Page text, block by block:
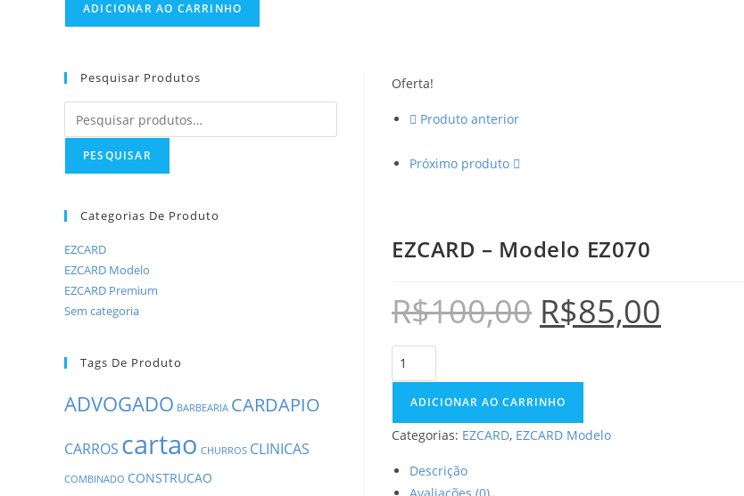
ADICIONAR AO CARRINHO
Oferta!
Produto anterior
Próximo produto
EZCARD – Modelo EZ070
R$100,00 R$85,00
ADICIONAR AO CARRINHO
Categorias: EZCARD, EZCARD Modelo
Descrição
Pesquisar Produtos
PESQUISAR
Categorias De Produto
EZCARD
EZCARD Modelo
EZCARD Premium
Sem categoria
Tags De Produto
ADVOGADO BARBEARIA CARDAPIO
CARROS cartao CHURROS CLINICAS
COMBINADO CONSTRUCAO